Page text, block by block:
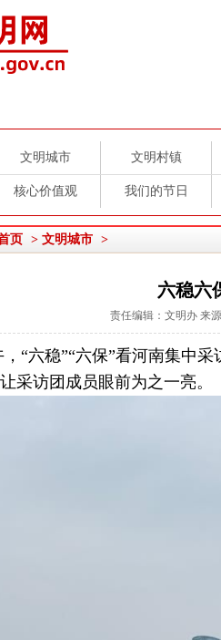
文明城市 文明村镇
核心价值观 我们的节日
页 > 文明城市 >
六稳六
责任编辑：文明办 来
，“六稳”“六保”看河南集中
采访团成员眼前为之一亮。